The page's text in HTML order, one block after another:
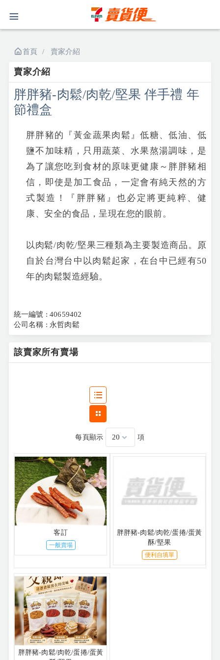
首頁 賣家介紹
賣家介紹
胖胖豬-肉鬆/肉乾/堅果 伴手禮 年
節禮盒
胖胖豬的『黃金蔬果肉鬆』低糖、低油、低
鹽不加味精，只用蔬菜、水果熬湯調味，是
為了讓您吃到食材的原味更健康～胖胖豬相
信，即使是加工食品，一定會有純天然的方
式製造！『胖胖豬』也必定將更純粹、健
康、安全的食品，呈現在您的眼前。
以肉鬆/肉乾/堅果三種類為主要製造商品。原
自於台灣台中以肉鬆起家，在台中已經有50
年的肉鬆製造經驗。
統一編號 : 40659402
公司名稱 : 永哲肉鬆
該賣家所有賣場
每頁顯示 項
客訂
一般賣場
胖胖豬-肉鬆/肉乾/蛋捲/蛋黃
酥/堅果
便利自填單
胖胖豬-肉鬆/肉乾/蛋捲/蛋黃